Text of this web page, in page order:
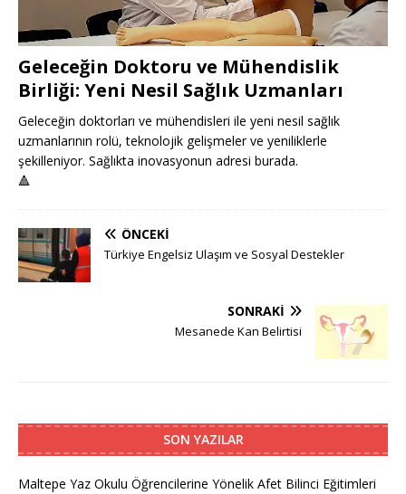
Geleceğin Doktoru ve Mühendislik
Birliği: Yeni Nesil Sağlık Uzmanları
Geleceğin doktorları ve mühendisleri ile yeni nesil sağlık
uzmanlarının rolü, teknolojik gelişmeler ve yeniliklerle
şekilleniyor. Sağlıkta inovasyonun adresi burada.
🔺
ÖNCEKI
Türkiye Engelsiz Ulaşım ve Sosyal Destekler
SONRAKI
Mesanede Kan Belirtisi
SON YAZILAR
Maltepe Yaz Okulu Öğrencilerine Yönelik Afet Bilinci Eğitimleri